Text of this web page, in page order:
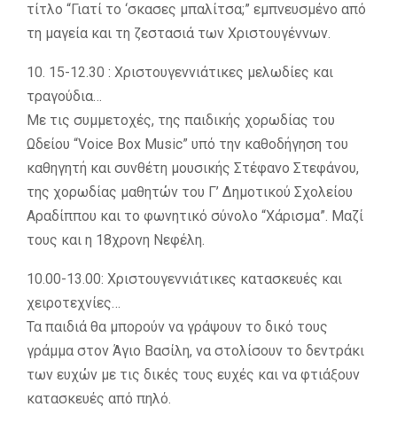
τίτλο “Γιατί το ‘σκασες μπαλίτσα;” εμπνευσμένο από
τη μαγεία και τη ζεστασιά των Χριστουγέννων.
10. 15-12.30 : Χριστουγεννιάτικες μελωδίες και
τραγούδια…
Με τις συμμετοχές, της παιδικής χορωδίας του
Ωδείου “Voice Box Music” υπό την καθοδήγηση του
καθηγητή και συνθέτη μουσικής Στέφανο Στεφάνου,
της χορωδίας μαθητών του Γ’ Δημοτικού Σχολείου
Αραδίππου και το φωνητικό σύνολο “Χάρισμα”. Μαζί
τους και η 18χρονη Νεφέλη.
10.00-13.00: Χριστουγεννιάτικες κατασκευές και
χειροτεχνίες…
Τα παιδιά θα μπορούν να γράψουν το δικό τους
γράμμα στον Άγιο Βασίλη, να στολίσουν το δεντράκι
των ευχών με τις δικές τους ευχές και να φτιάξουν
κατασκευές από πηλό.